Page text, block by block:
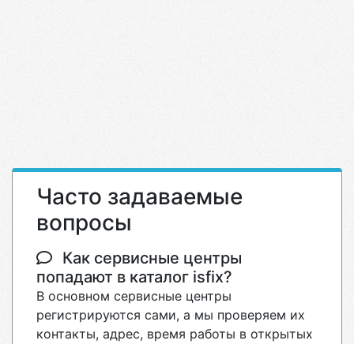
Часто задаваемые
вопросы
Как сервисные центры
попадают в каталог isfix?
В основном сервисные центры
регистрируются сами, а мы проверяем их
контакты, адрес, время работы в открытых